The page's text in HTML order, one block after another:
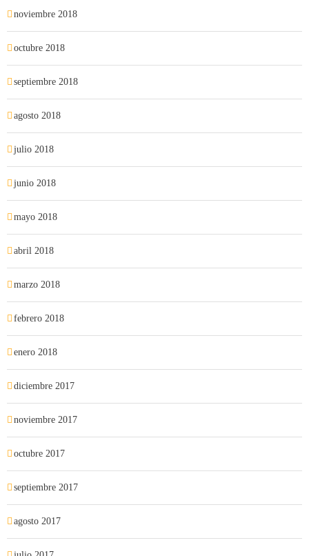
noviembre 2018
octubre 2018
septiembre 2018
agosto 2018
julio 2018
junio 2018
mayo 2018
abril 2018
marzo 2018
febrero 2018
enero 2018
diciembre 2017
noviembre 2017
octubre 2017
septiembre 2017
agosto 2017